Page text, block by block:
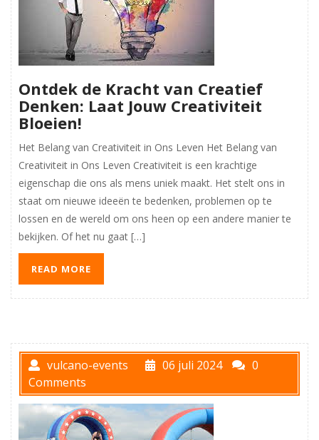
Ontdek de Kracht van Creatief
Denken: Laat Jouw Creativiteit
Bloeien!
Het Belang van Creativiteit in Ons Leven Het Belang van
Creativiteit in Ons Leven Creativiteit is een krachtige
eigenschap die ons als mens uniek maakt. Het stelt ons in
staat om nieuwe ideeën te bedenken, problemen op te
lossen en de wereld om ons heen op een andere manier te
bekijken. Of het nu gaat […]
READ MORE
vulcano-events 06 juli 2024
0
Comments